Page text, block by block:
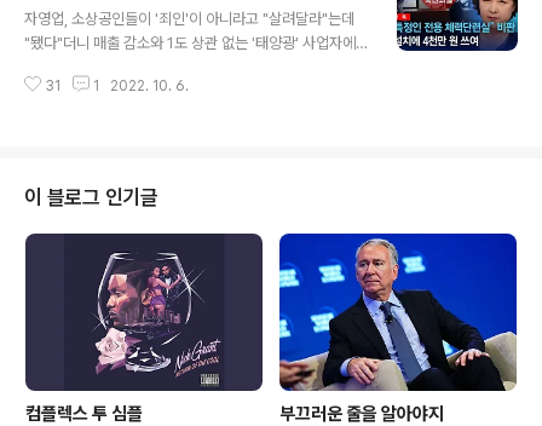
'룸살롱'을 차렸다는 전략연 부원장일지 의문입니다. 이정
식 고용부 장관은 문재인 전 정부 때 MBC, KBS의 기자
MBC 수사 건은 10월 31일까지 송치할 것이라고 했는데
자영업, 소상공인들이 '죄인'이 아니라고 "살려달라"는데
"됐다"더니 매출 감소와 1도 상관 없는 '태양광' 사업자에
오염에도 국민권익위원회가 기능을 하지 못한 코로나 19
실을 공지하지 않아 직원들도 몰랐으니 세금으로 추 씨 '개
인 전용 헬스장'을 차린 셈입니다. 추 씨는 투룸·오피스텔
규모(약 16평) 리모델링에 2,200만 원을 들였고 트레드밀
2대, 스텝퍼 1대, 매트, 짐볼, 훌라후프, 매트와 핑덤 등에 1,
800만 원을 썼습니다. 홈짐 '해보면' 리모델링 비용도 ..
31 1 2022. 10. 6.
이 블로그 인기글
컴플렉스 투 심플 부끄러운 줄을 알아야지